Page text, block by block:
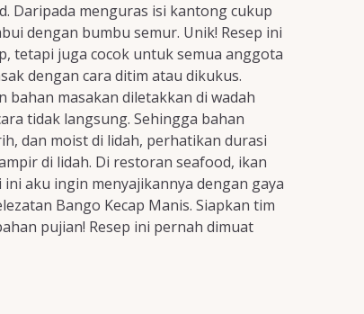
Daripada menguras isi kantong cukup
dengan bumbu semur. Unik! Resep ini
tetapi juga cocok untuk semua anggota
dengan cara ditim atau dikukus.
bahan masakan diletakkan di wadah
tidak langsung. Sehingga bahan
dan moist di lidah, perhatikan durasi
di lidah. Di restoran seafood, ikan
aku ingin menyajikannya dengan gaya
Bango Kecap Manis. Siapkan tim
pujian! Resep ini pernah dimuat